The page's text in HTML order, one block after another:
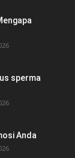
sperma
Anda